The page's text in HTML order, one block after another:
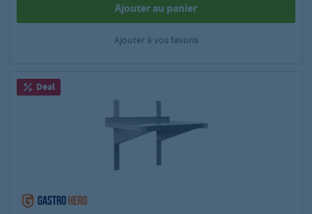
Ajouter au panier
Ajouter à vos favoris
Deal